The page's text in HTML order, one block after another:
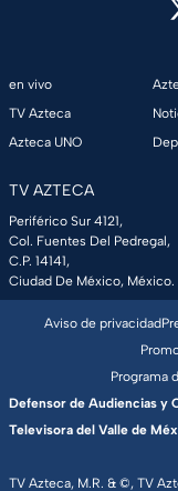
en vivo
TV Azteca
Azteca UNO
TV AZTECA
Periférico Sur 4121,
Col. Fuentes Del Pedregal,
C.P. 14141,
Ciudad De México, México.
TV Azteca, M.R. & ©, TV
Aviso de privacidad
Programa
Defensor de Audiencias y
Televisora del Valle de